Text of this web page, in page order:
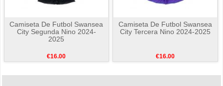
Camiseta De Futbol Swansea
City Segunda Nino 2024-
2025
€16.00
Camiseta De Futbol Swansea
City Tercera Nino 2024-2025
€16.00